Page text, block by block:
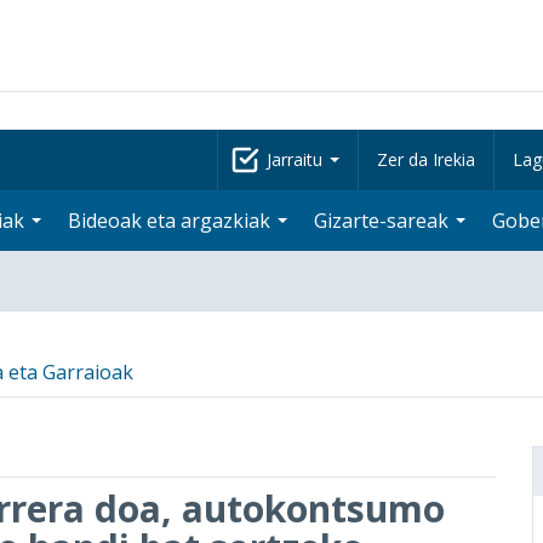
Jarraitu Zer da Irekia
Bideoak eta argazkiak Gizarte-sareak
eta Garraioak
doa, autokontsumo